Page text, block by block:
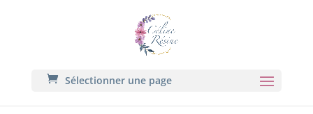
Sélectionner une page